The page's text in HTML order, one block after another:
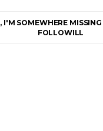
I'M SOMEWHERE
FOLLOWILL